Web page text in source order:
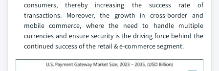
consumers, thereby increasing the success rate of
transactions. Moreover, the growth in cross-border and
mobile commerce, where the need to handle multiple
currencies and ensure security is the driving force behind the
continued success of the retail & e-commerce segment.